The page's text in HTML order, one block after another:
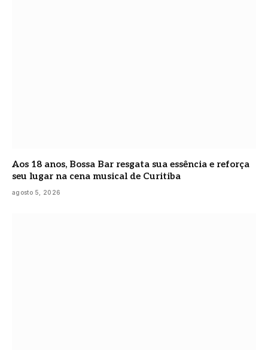
Aos 18 anos, Bossa Bar resgata sua essência e reforça
seu lugar na cena musical de Curitiba
agosto 5, 2026